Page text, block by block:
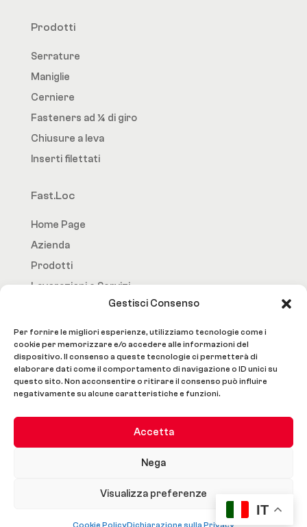
Gestisci Consenso
Per fornire le migliori esperienze, utilizziamo tecnologie come i
cookie per memorizzare e/o accedere alle informazioni del
dispositivo. Il consenso a queste tecnologie ci permetterà di
elaborare dati come il comportamento di navigazione o ID unici su
questo sito. Non acconsentire o ritirare il consenso può influire
negativamente su alcune caratteristiche e funzioni.
Accetta
Nega
Visualizza preferenze
Cookie PolicyDichiarazione sulla Privacy
Prodotti
Serrature
Maniglie
Cerniere
Fasteners ad ¼ di giro
Chiusure a leva
Inserti filettati
Fast.Loc
Home Page
Azienda
Prodotti
Lavorazioni e Servizi
Social
IT
Array
    [1] => ywtm-dati-tecnici-459902
    [2] => ywtm-accessori-459904
    [3] => ywtm-documentazione-459903